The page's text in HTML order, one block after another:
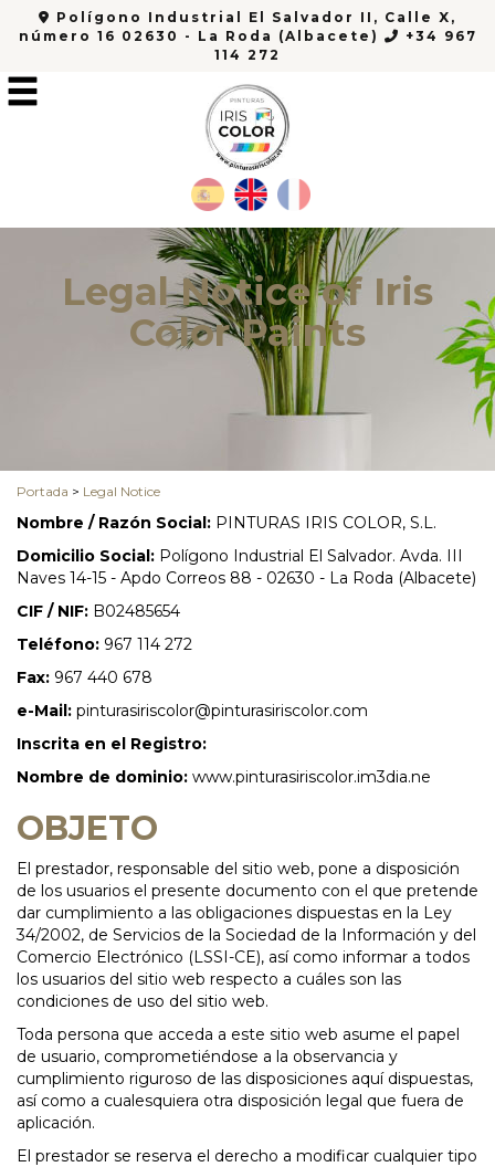
Polígono Industrial El Salvador II, Calle X,
número 16 02630 - La Roda (Albacete)
+34 967
114 272
Legal Notice of Iris
Color Paints
Portada > Legal Notice
Nombre / Razón Social: PINTURAS IRIS COLOR, S.L.
Domicilio Social: Polígono Industrial El Salvador. Avda. III
Naves 14-15 - Apdo Correos 88 - 02630 - La Roda (Albacete)
CIF / NIF: B02485654
Teléfono: 967 114 272
Fax: 967 440 678
e-Mail: pinturasiriscolor@pinturasiriscolor.com
Inscrita en el Registro:
Nombre de dominio: www.pinturasiriscolor.im3dia.ne
OBJETO
El prestador, responsable del sitio web, pone a disposición
de los usuarios el presente documento con el que pretende
dar cumplimiento a las obligaciones dispuestas en la Ley
34/2002, de Servicios de la Sociedad de la Información y del
Comercio Electrónico (LSSI-CE), así como informar a todos
los usuarios del sitio web respecto a cuáles son las
condiciones de uso del sitio web.
Toda persona que acceda a este sitio web asume el papel
de usuario, comprometiéndose a la observancia y
cumplimiento riguroso de las disposiciones aquí dispuestas,
así como a cualesquiera otra disposición legal que fuera de
aplicación.
El prestador se reserva el derecho a modificar cualquier tipo